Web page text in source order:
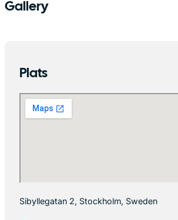
Gallery
Plats
Sibyllegatan 2, Stockholm, Sweden